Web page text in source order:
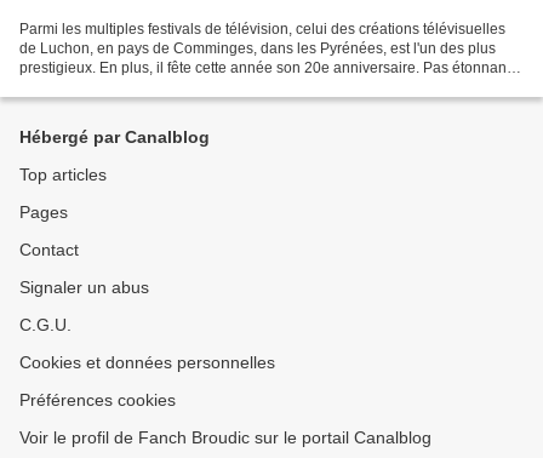
Parmi les multiples festivals de télévision, celui des créations télévisuelles
de Luchon, en pays de Comminges, dans les Pyrénées, est l'un des plus
prestigieux. En plus, il fête cette année son 20e anniversaire. Pas étonnant
Hébergé par Canalblog
Top articles
Pages
Contact
Signaler un abus
C.G.U.
Cookies et données personnelles
Préférences cookies
Voir le profil de Fanch Broudic sur le portail Canalblog